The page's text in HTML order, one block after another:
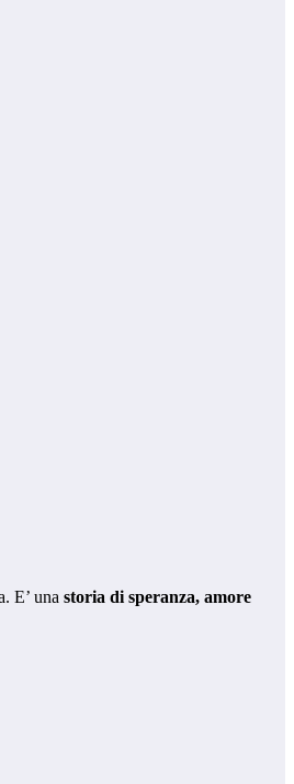
E’ una storia di speranza, amore